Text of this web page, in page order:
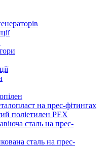
на прес-фітингах
поліетилен PEX
сталь на прес-
сталь на прес-